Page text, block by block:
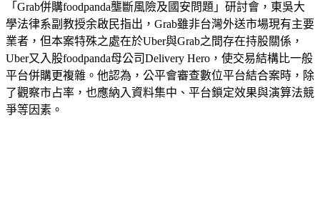
「Grab併購foodpanda壟斷風險及國安問題」研討會，東吳大
學法律系副教授余啟民指出，Grab雖非台灣外送市場現有主要
業者，但本案特殊之處在於Uber與Grab之間存在持股關係，
Uber又入股foodpanda母公司Delivery Hero，使交易結構比一般
平台併購更複雜。他認為，公平會審查數位平台結合案時，除
了觀察市占率，也應納入資料集中、平台鎖定效果與演算法競
爭等因素。